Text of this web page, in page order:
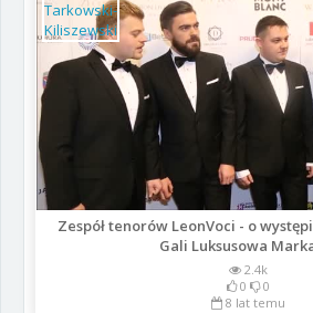
Zespół tenorów LeonVoci - o
Gali Luksusowa
2.4k
0
0
8 lat temu